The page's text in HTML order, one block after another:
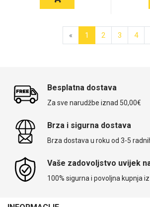
« 1 2 3 4
Besplatna dostava
Za sve narudžbe iznad 50,00€
Brza i sigurna dostava
Brza dostava u roku od 3-5
Vaše zadovoljstvo uvijek
100% sigurna i povoljna kupnja